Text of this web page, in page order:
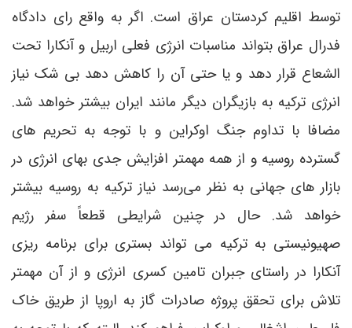
توسط اقلیم کردستان عراق است. اگر به واقع رای دادگاه
فدرال عراق بتواند مناسبات انرژی فعلی اربیل و آنکارا تحت
الشعاع قرار دهد و یا حتی آن را کاهش دهد بی شک نیاز
انرژی ترکیه به بازیگران دیگر مانند ایران بیشتر خواهد شد.
مضافا با تداوم جنگ اوکراین و با توجه به تحریم های
گسترده روسیه و از همه مهمتر افزایش جدی بهای انرژی در
بازار های جهانی به نظر می‌رسد نیاز ترکیه به روسیه بیشتر
خواهد شد. حال در چنین شرایطی قطعاً سفر رژیم
صهیونیستی به ترکیه می تواند بستری برای برنامه ریزی
آنکارا در راستای جبران تامین کسری انرژی و از آن مهمتر
تلاش برای تحقق پروژه صادرات گاز به اروپا از طریق خاک